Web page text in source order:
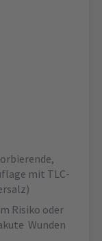
mit TLC-
Risiko oder
Wunden